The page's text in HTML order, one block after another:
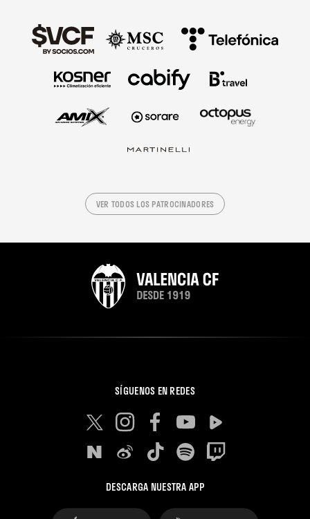
VER TODOS LOS PATROCINADORES
SÍGUENOS EN REDES
DESCARGA NUESTRA APP